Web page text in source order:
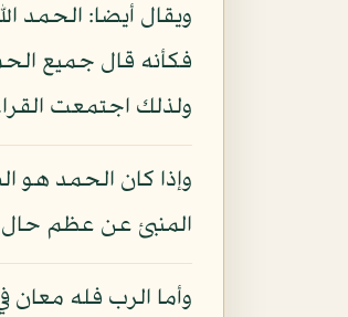
ويقال أيضا: الحمد
فكأنه قال جميع
ولذلك اجتمعت
وإذا كان الحمد هو
المنبئ عن عظم حال
وأما الرب فله معان